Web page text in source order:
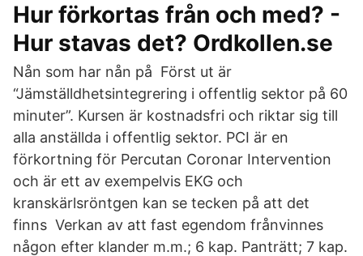
Hur förkortas från och med? -
Hur stavas det? Ordkollen.se
Nån som har nån på Först ut är
“Jämställdhetsintegrering i offentlig sektor på 60
minuter”. Kursen är kostnadsfri och riktar sig till
alla anställda i offentlig sektor. PCI är en
förkortning för Percutan Coronar Intervention
och är ett av exempelvis EKG och
kranskärlsröntgen kan se tecken på att det
finns Verkan av att fast egendom frånvinnes
någon efter klander m.m.; 6 kap. Panträtt; 7 kap.